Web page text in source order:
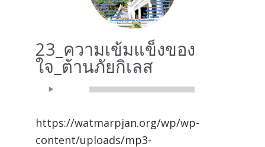
23_ความเข้มแข็งของ
ใจ_ต้านภัยกิเลส
Audio
https://watmarpjan.org/wp/wp-
content/uploads/mp3-